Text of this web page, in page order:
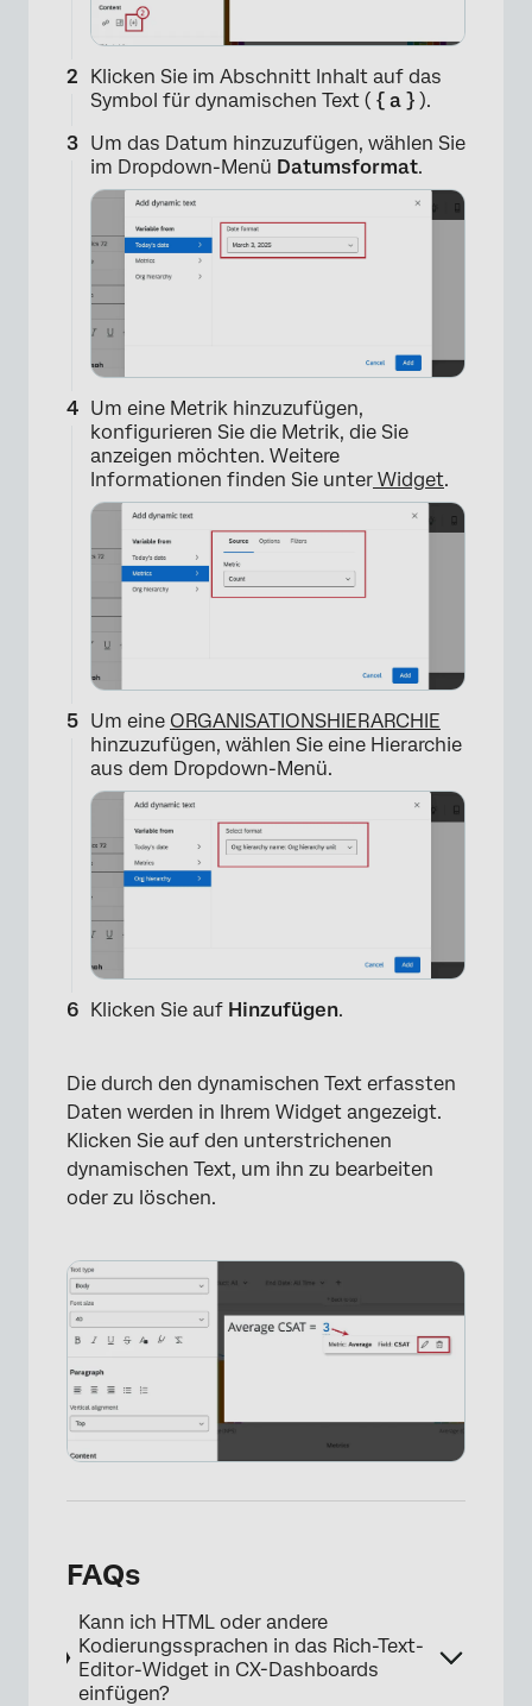
×
Klicken Sie im Abschnitt Inhalt auf das
Symbol für dynamischen Text ( { a } ).
Um das Datum hinzuzufügen, wählen Sie
im Dropdown-Menü Datumsformat.
Um eine Metrik hinzuzufügen,
konfigurieren Sie die Metrik, die Sie
anzeigen möchten. Weitere
Informationen finden Sie unter Widget.
×
Um eine ORGANISATIONSHIERARCHIE
hinzuzufügen, wählen Sie eine Hierarchie
aus dem Dropdown-Menü.
×
Klicken Sie auf Hinzufügen.
Die durch den dynamischen Text erfassten
Daten werden in Ihrem Widget angezeigt.
Klicken Sie auf den unterstrichenen
dynamischen Text, um ihn zu bearbeiten
oder zu löschen.
FAQs
Kann ich HTML oder andere
Kodierungssprachen in das Rich-Text-
Editor-Widget in CX-Dashboards
einfügen?